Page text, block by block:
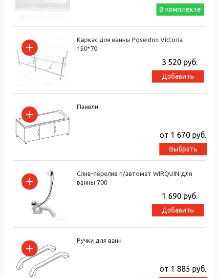
В комплекте
Каркас для ванны Poseidon Victoria
150*70
3 520руб.
Добавить
Панели
от 1 670 руб.
Выбрать
Слив-перелив п/автомат WIRQUIN для
ванны 700
1 690руб.
Добавить
Ручки для ванн
от 1 885 руб.